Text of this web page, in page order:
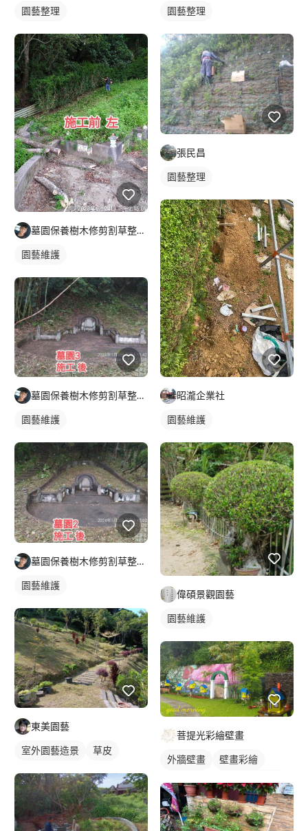
園藝整理
墓園保養樹木修剪割草整理及外牆清潔
園藝維護
墓園保養樹木修剪割草整理及外牆清潔
園藝維護
墓園保養樹木修剪割草整理及外牆清潔
園藝維護
東美園藝
室外園藝造景 草皮
園藝整理
張民昌
園藝整理
昭瀧企業社
園藝維護
偉碩景觀園藝
園藝維護
菩提光彩繪壁畫
外牆壁畫
壁畫彩繪